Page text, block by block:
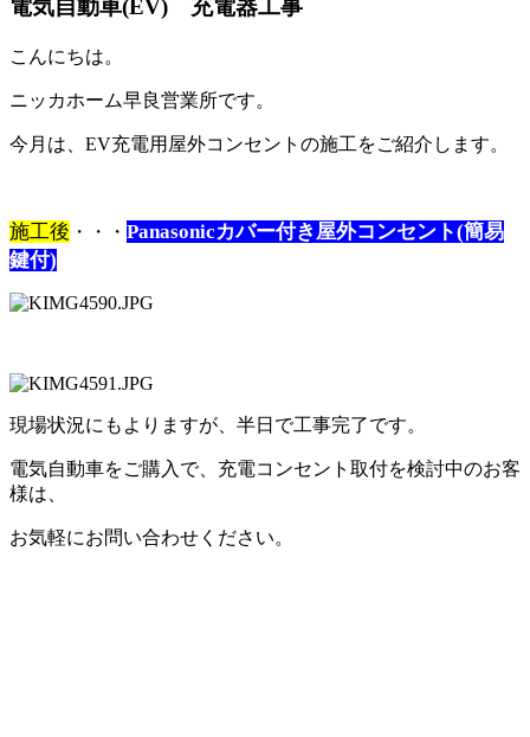
電気自動車(EV) 充電器工事
こんにちは。
ニッカホーム早良営業所です。
今月は、EV充電用屋外コンセントの施工をご紹介します。
施工後 ・・・ Panasonicカバー付き屋外コンセント(簡易
鍵付)
現場状況にもよりますが、半日で工事完了です。
電気自動車をご購入で、充電コンセント取付を検討中のお客
様は、
お気軽にお問い合わせください。